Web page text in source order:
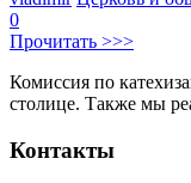
0
Прочитать >>>
Комиссия по
столице. Также мы
Контакты